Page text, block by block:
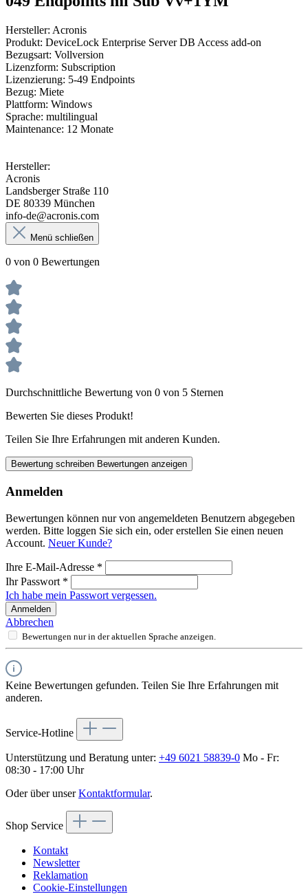
Hersteller: Acronis
Produkt: DeviceLock Enterprise Server DB Access add-on
Bezugsart: Vollversion
Lizenzform: Subscription
Lizenzierung: 5-49 Endpoints
Bezug: Miete
Plattform: Windows
Sprache: multilingual
Maintenance: 12 Monate
Hersteller:
Acronis
Landsberger Straße 110
DE 80339 München
info-de@acronis.com
Menü schließen
0 von 0 Bewertungen
Durchschnittliche Bewertung von 0 von 5 Sternen
Bewerten Sie dieses Produkt!
Teilen Sie Ihre Erfahrungen mit anderen Kunden.
Bewertung schreiben Bewertungen anzeigen
Anmelden
Bewertungen können nur von angemeldeten Benutzern abgegeben
werden. Bitte loggen Sie sich ein, oder erstellen Sie einen neuen
Account. Neuer Kunde?
Ihre E-Mail-Adresse *
Ihr Passwort *
Ich habe mein Passwort vergessen.
Anmelden
Abbrechen
Bewertungen nur in der aktuellen Sprache anzeigen.
Keine Bewertungen gefunden. Teilen Sie Ihre Erfahrungen mit
anderen.
Service-Hotline
Unterstützung und Beratung unter: +49 6021 58839-0 Mo - Fr:
08:30 - 17:00 Uhr
Oder über unserKontaktformular.
Shop Service
Kontakt
Newsletter
Reklamation
Cookie-Einstellungen